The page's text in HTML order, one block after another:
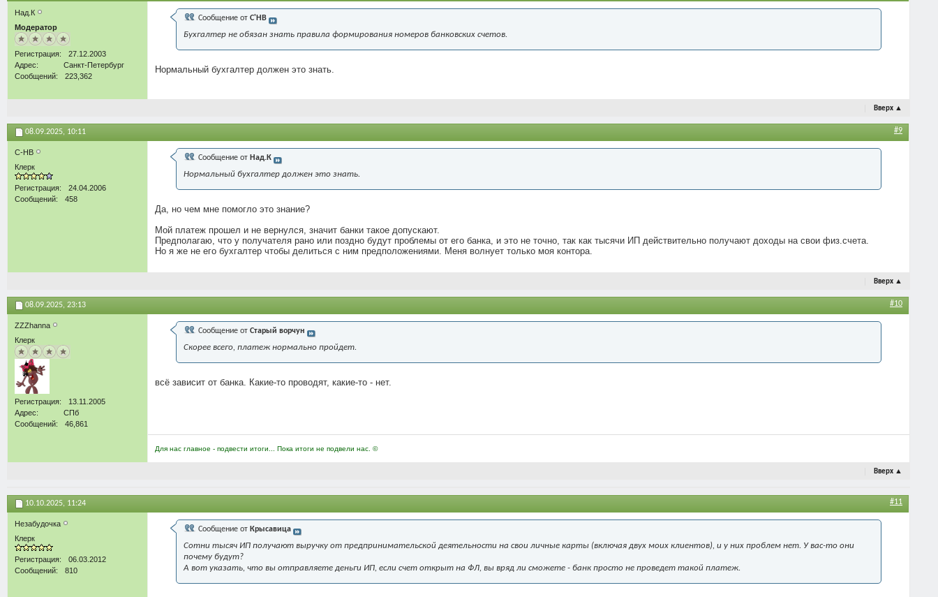
Над.К
Модератор
Регистрация
27.12.2003
Адрес
Санкт-Петербург
Сообщений
223,362
Сообщение от С'НВ
Бухгалтер не обязан знать правила формирования номеров банковских счетов.
Нормальный бухгалтер должен это знать.
Вверх ▲
08.09.2025, 10:11 #9
С-НВ
Клерк
Регистрация
24.04.2006
Сообщений
458
Сообщение от Над.К
Нормальный бухгалтер должен это знать.
Да, но чем мне помогло это знание?
Мой платеж прошел и не вернулся, значит банки такое допускают.
Предполагаю, что у получателя рано или поздно будут проблемы от его банка, и это не точно, так как тысячи ИП действительно получают доходы на свои физ.счета.
Но я же не его бухгалтер чтобы делиться с ним предположениями. Меня волнует только моя контора.
Вверх ▲
08.09.2025, 23:13 #10
ZZZhanna
Клерк
Регистрация
13.11.2005
Адрес
СПб
Сообщений
46,861
Сообщение от Старый ворчун
Скорее всего, платеж нормально пройдет.
всё зависит от банка. Какие-то проводят, какие-то - нет.
Для нас главное - подвести итоги... Пока итоги не подвели нас. ©
Вверх ▲
10.10.2025, 11:24 #11
Незабудочка
Клерк
Регистрация
06.03.2012
Сообщений
810
Сообщение от Крысавица
Сотни тысяч ИП получают выручку от предпринимательской деятельности на свои личные карты (включая двух моих клиентов), и у них проблем нет. У вас-то они
почему будут?
А вот указать, что вы отправляете деньги ИП, если счет открыт на ФЛ, вы вряд ли сможете - банк просто не проведет такой платеж.